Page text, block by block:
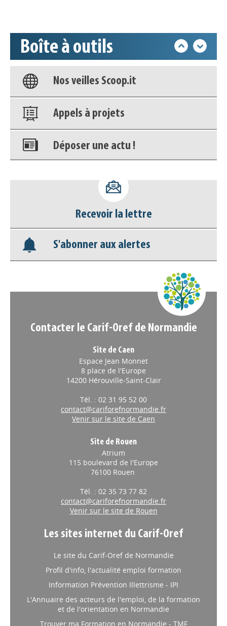
Boîte à outils
Base documentaire
Nos veilles Scoop.it
Appels à projets
Déposer une actu !
déconnecter)
Base documentaire
Nos veilles Scoop.it
Recevoir la lettre
S'abonner aux alertes
Contacter le Carif-Oref de Normandie
Site de Caen
Espace Jean Monnet
8 place de l'Europe
14200 Hérouville-Saint-Clair
Tél. : 02 31 95 52 00
contact@cariforefnormandie.fr
Venir sur le site de Caen
Site de Rouen
Atrium
115 boulevard de l'Europe
76100 Rouen
Tél. : 02 35 73 77 82
contact@cariforefnormandie.fr
Venir sur le site de Rouen
Les sites internet du Carif-Oref
Le site du Carif-Oref de Normandie
Profil d'info, l'actualité emploi formation
Information Prévention Illettrisme - IPI
L'Annuaire des acteurs de l'emploi, de la formation
et de l'orientation en Normandie
Trouver ma Formation en Normandie - TMF